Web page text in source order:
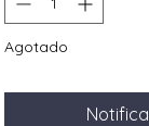
Agotado